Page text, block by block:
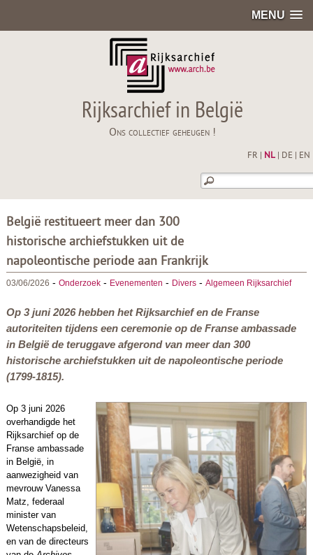
MENU
Rijksarchief in België
Ons collectief geheugen !
FR NL| DE EN
België restitueert meer dan 300
historische archiefstukken uit de
napoleontische periode aan Frankrijk
03/06/2026 - Onderzoek- Evenementen - Divers- Algemeen Rijksarchief
Op 3 juni 2026 hebben het Rijksarchief en de Franse
autoriteiten tijdens een ceremonie op de Franse ambassade
in België de teruggave afgerond van meer dan 300
historische archiefstukken uit de napoleontische periode
(1799-1815).
Op 3 juni 2026
overhandigde het
Rijksarchief op de
Franse ambassade
in België, in
aanwezigheid van
mevrouw Vanessa
Matz, federaal
minister van
Wetenschapsbeleid,
en van de directeurs